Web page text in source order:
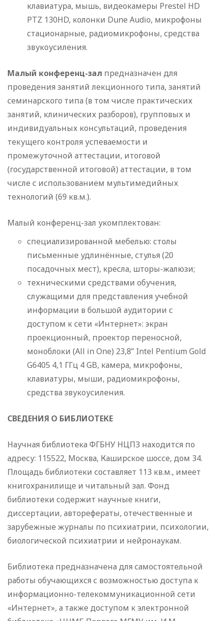
клавиатура, мышь, видеокамеры Prestel HD
PTZ 130HD, колонки Dune Audio, микрофоны
стационарные, радиомикрофоны, средства
звукоусиления.
Малый конференц-зал предназначен для
проведения занятий лекционного типа, занятий
семинарского типа (в том числе практических
занятий, клинических разборов), групповых и
индивидуальных консультаций, проведения
текущего контроля успеваемости и
промежуточной аттестации, итоговой
(государственной итоговой) аттестации, в том
числе с использованием мультимедийных
технологий (69 кв.м.).
Малый конференц-зал укомплектован:
специализированной мебелью: столы
письменные удлинённые, стулья (20
посадочных мест), кресла, шторы-жалюзи;
техническими средствами обучения,
служащими для представления учебной
информации в большой аудитории с
доступом к сети «Интернет»: экран
проекционный, проектор переносной,
моноблоки (All in One) 23,8” Intel Pentium Gold
G6405 4,1 ГГц 4 GB, камера, микрофоны,
клавиатуры, мыши, радиомикрофоны,
средства звукоусиления.
СВЕДЕНИЯ О БИБЛИОТЕКЕ
Научная библиотека ФГБНУ НЦПЗ находится по
адресу: 115522, Москва, Каширское шоссе, дом 34.
Площадь библиотеки составляет 113 кв.м., имеет
книгохранилище и читальный зал. Фонд
библиотеки содержит научные книги,
диссертации, авторефераты, отечественные и
зарубежные журналы по психиатрии, психологии,
биологической психиатрии и нейронаукам.
Библиотека предназначена для самостоятельной
работы обучающихся с возможностью доступа к
информационно-телекоммуникационной сети
«Интернет», а также доступом к электронной